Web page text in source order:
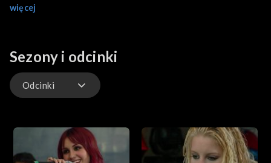
wyjątkiem Lupity. Diego rozmyśla nad tym, co powiedział mu
więcej
Sezony i odcinki
Odcinki